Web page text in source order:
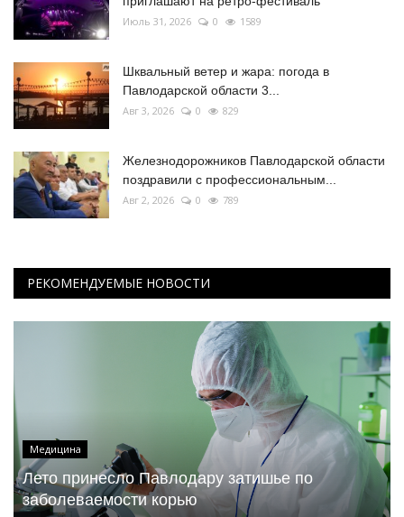
Июль 31, 2026 0 1589
Шквальный ветер и жара: погода в
Павлодарской области 3...
Авг 3, 2026 0 829
Железнодорожников Павлодарской области
поздравили с профессиональным...
Авг 2, 2026 0 789
РЕКОМЕНДУЕМЫЕ НОВОСТИ
Медицина
Лето принесло Павлодару затишье по
заболеваемости корью